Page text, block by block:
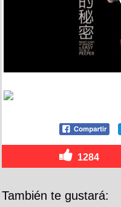
1284
También te gustará: